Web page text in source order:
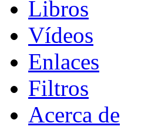
Libros
Vídeos
Enlaces
Filtros
Acerca de